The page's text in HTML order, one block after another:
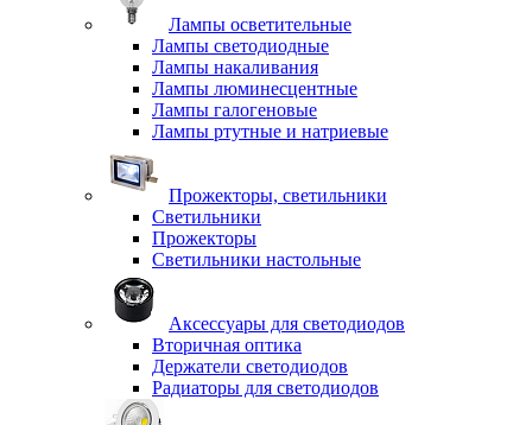
Лампы осветительные
Лампы светодиодные
Лампы накаливания
Лампы люминесцентные
Лампы галогеновые
Лампы ртутные и натриевые
Прожекторы, светильники
Светильники
Прожекторы
Светильники настольные
Аксессуары для светодиодов
Вторичная оптика
Держатели светодиодов
Радиаторы для светодиодов